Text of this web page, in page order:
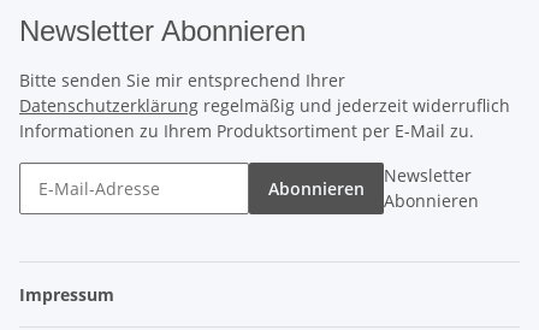
Newsletter Abonnieren
Bitte senden Sie mir entsprechend Ihrer
Datenschutzerklärung regelmäßig und jederzeit widerruflich
Informationen zu Ihrem Produktsortiment per E-Mail zu.
Abonnieren
Newsletter
Abonnieren
Impressum